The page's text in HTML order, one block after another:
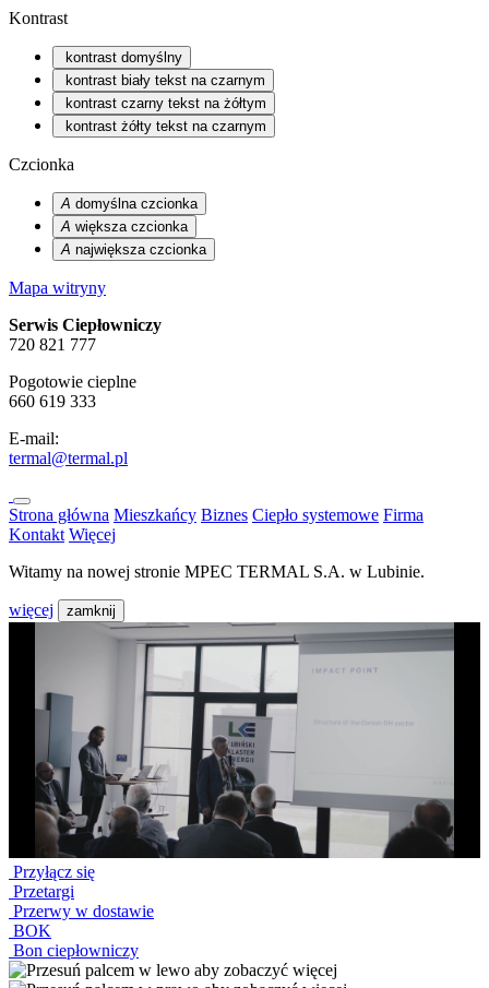
Kontrast
kontrast domyślny
kontrast biały tekst na czarnym
kontrast czarny tekst na żółtym
kontrast żółty tekst na czarnym
Czcionka
A domyślna czcionka
A większa czcionka
A największa czcionka
Mapa witryny
Serwis Ciepłowniczy
720 821 777
Pogotowie cieplne
660 619 333
E-mail:
termal@termal.pl
Strona główna Mieszkańcy Biznes Ciepło systemowe Firma
Kontakt Więcej
Witamy na nowej stronie MPEC TERMAL S.A. w Lubinie.
więcej zamknij
Przyłącz się
Przetargi
Przerwy w dostawie
BOK
Bon ciepłowniczy